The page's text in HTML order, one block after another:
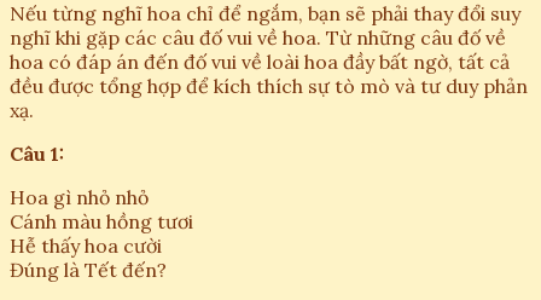
Nếu từng nghĩ hoa chỉ để ngắm, bạn sẽ phải thay đổi suy
nghĩ khi gặp các câu đố vui về hoa. Từ những câu đố về
hoa có đáp án đến đố vui về loài hoa đầy bất ngờ, tất cả
đều được tổng hợp để kích thích sự tò mò và tư duy phản
xạ.
Câu 1:
Hoa gì nhỏ nhỏ
Cánh màu hồng tươi
Hễ thấy hoa cười
Đúng là Tết đến?